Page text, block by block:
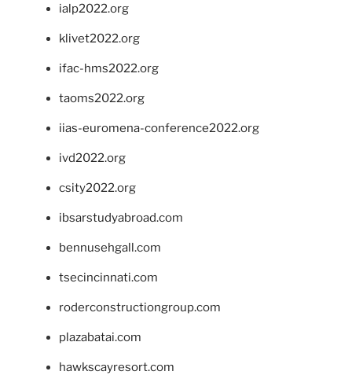
ialp2022.org
klivet2022.org
ifac-hms2022.org
taoms2022.org
iias-euromena-conference2022.org
ivd2022.org
csity2022.org
ibsarstudyabroad.com
bennusehgall.com
tsecincinnati.com
roderconstructiongroup.com
plazabatai.com
hawkscayresort.com